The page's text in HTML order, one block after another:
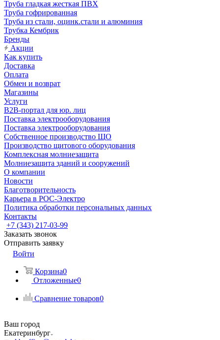
Труба гладкая жесткая ПВХ
Труба гофрированная
Труба из стали, оцинк.стали и алюминия
Трубка Кембрик
Бренды
Акции
Как купить
Доставка
Оплата
Обмен и возврат
Магазины
Услуги
B2B-портал для юр. лиц
Поставка электрооборудования
Поставка электрооборудования
Собственное производство ЩО
Производство щитового оборудования
Комплексная молниезащита
Молниезащита зданий и сооружений
О компании
Новости
Благотворительность
Карьера в РОС-Электро
Политика обработки персональных данных
Контакты
+7 (343) 217-03-99
Заказать звонок
Отправить заявку
Войти
Корзина0
Отложенные0
Сравнение товаров0
Ваш город
Екатеринбург